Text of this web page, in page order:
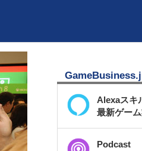
Alexaスキ
最新ゲー
Podcast